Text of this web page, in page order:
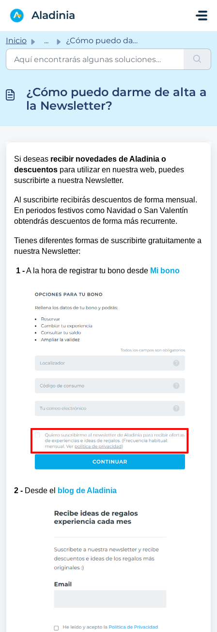
Aladinia
Inicio ... ¿Cómo puedo darme de alta a la Newsletter?
¿Cómo puedo darme de alta a
la Newsletter?
Si deseas recibir novedades de Aladinia o
descuentos para utilizar en nuestra web, puedes
suscribirte a nuestra Newsletter.
Al suscribirte recibirás descuentos de forma mensual.
En periodos festivos como Navidad o San Valentín
obtendrás descuentos de forma más recurrente.
Tienes diferentes formas de suscribirte gratuitamente a
nuestra Newsletter:
1 -A la hora de registrar tu bono desde Mi bono
2 - Desde el blog de Aladinia